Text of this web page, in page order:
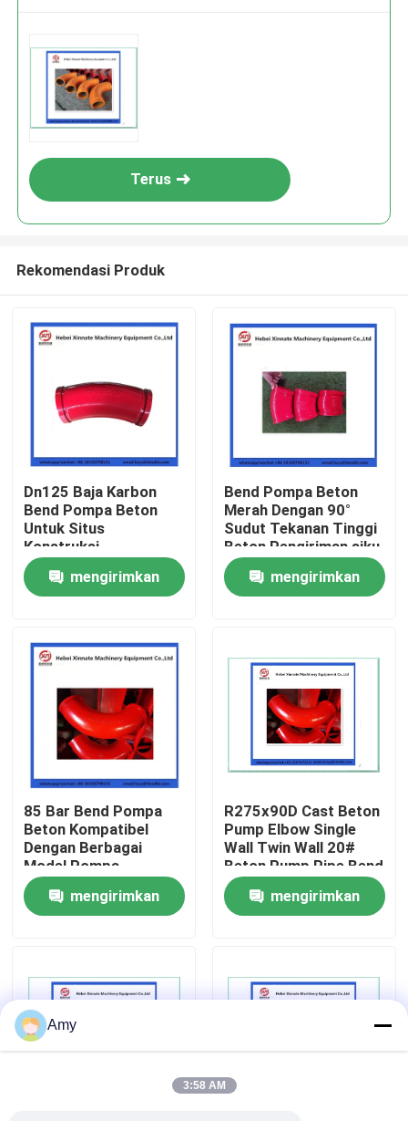
Rumah
Produk
Video
Tentang kita
Wisata pabrik
Kontrol kualitas
Quote request suatu
BAGIAN POMPA BETON PUTZMEISTER
Terus
Rekomendasi Produk
Dn125 Baja Karbon
Bend Pompa Beton
Untuk Situs
Konstruksi
mengirimkan
Bend Pompa Beton
Merah Dengan 90°
Sudut Tekanan Tinggi
Beton Pengiriman siku
mengirimkan
85 Bar Bend Pompa
Beton Kompatibel
Dengan Berbagai
Model Pompa
mengirimkan
R275x90D Cast Beton
Pump Elbow Single
Wall Twin Wall 20#
Beton Pump Pipe Bend
mengirimkan
Amy
3:58 AM